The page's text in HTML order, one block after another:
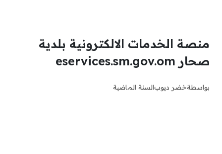
منصة الخدمات الالكترونية بلدية
صحار eservices.sm.gov.om
بواسطةخضر ديوبالسنة الماضية